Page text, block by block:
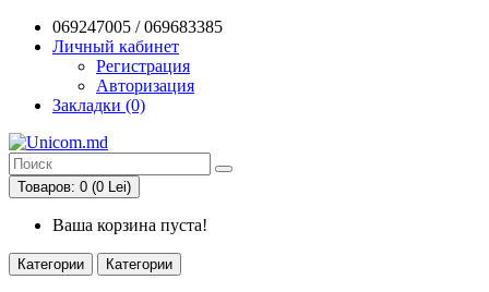
069247005 / 069683385
Личный кабинет
Регистрация
Авторизация
Закладки (0)
Товаров: 0 (0 Lei)
Ваша корзина пуста!
Категории Категории